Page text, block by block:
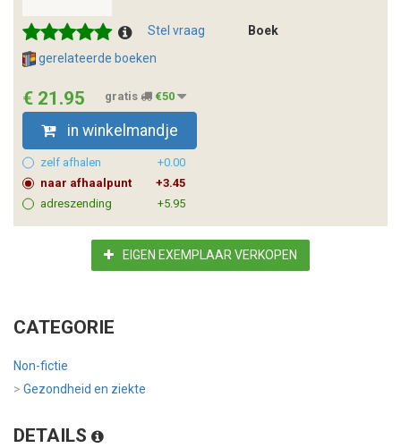
Stel vraag
Boek
gerelateerde boeken
€ 21.95 gratis €50
in winkelmandje
zelf afhalen
+0.00
naar afhaalpunt
+3.45
adreszending
+5.95
EIGEN EXEMPLAAR VERKOPEN
CATEGORIE
Non-fictie
> Gezondheid en ziekte
DETAILS